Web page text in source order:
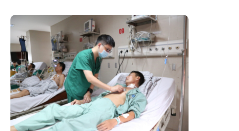
Phẫu Thuật Nội Soi Thay Van Tim –
Bước Tiến Vững Chắc Của Khoa Phẫu
Thuật Tim Mạch Lồng Ngực BVĐK
Tỉnh Phú Thọ